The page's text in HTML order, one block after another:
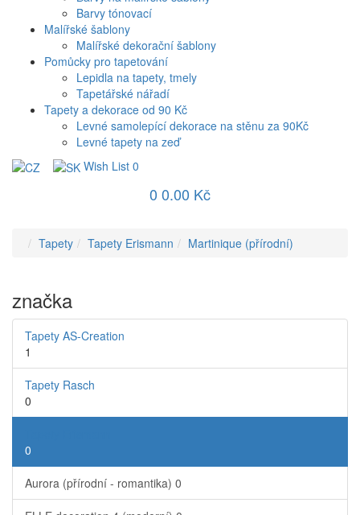
Barvy tónovací
Malířské šablony
Malířské dekorační šablony
Pomůcky pro tapetování
Lepidla na tapety, tmely
Tapetářské nářadí
Tapety a dekorace od 90 Kč
Levné samolepící dekorace na stěnu za 90Kč
Levné tapety na zeď
Wish List 0
0 0.00 Kč
Tapety Tapety Erismann Martinique (přírodní)
značka
Tapety AS-Creation
1
Tapety Rasch
0
0
Aurora (přírodní - romantika) 0